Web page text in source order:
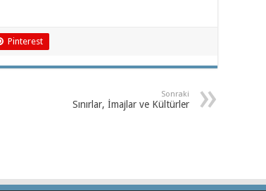
Pinterest
Sonraki
Sınırlar, İmajlar ve Kültürler